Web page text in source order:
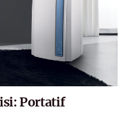
Portatif